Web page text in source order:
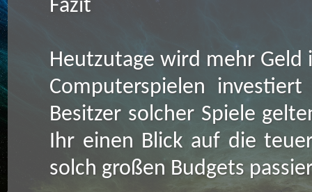
Fazit
Heutzutage wird mehr
Computerspielen
Besitzer solcher Spiele
Ihr einen Blick auf die
solch großen Budgets